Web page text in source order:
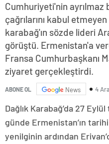
Cumhuriyeti'nin ayrılmaz
çağrılarını kabul
karabağ'ın sözde lideri
görüştü. Ermenistan'a
Fransa Cumhurbaşkanı
ziyaret gerçekleştirdi.
ABONE OL News 4
Dağlık Karabağ’da 27
günde Ermenistan’ın
yenilginin ardından